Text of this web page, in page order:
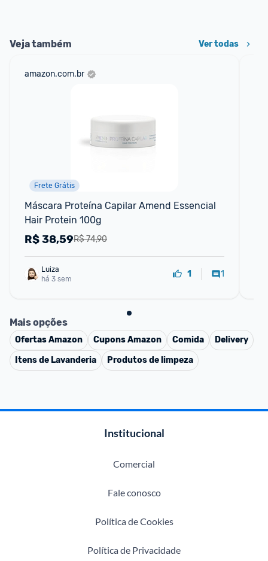
Veja também Ver todas
amazon.com.br
Frete Grátis
Máscara Proteína Capilar Amend Essencial
Hair Protein 100g
R$ 74,90
R$38,59
Luiza
há 3 sem
1 1
Mais opções
OfertasAmazon CuponsAmazon Comida
Delivery
Itens de Lavanderia
Produtos de limpeza
Institucional
Comercial
Fale conosco
Política de Cookies
Política de Privacidade